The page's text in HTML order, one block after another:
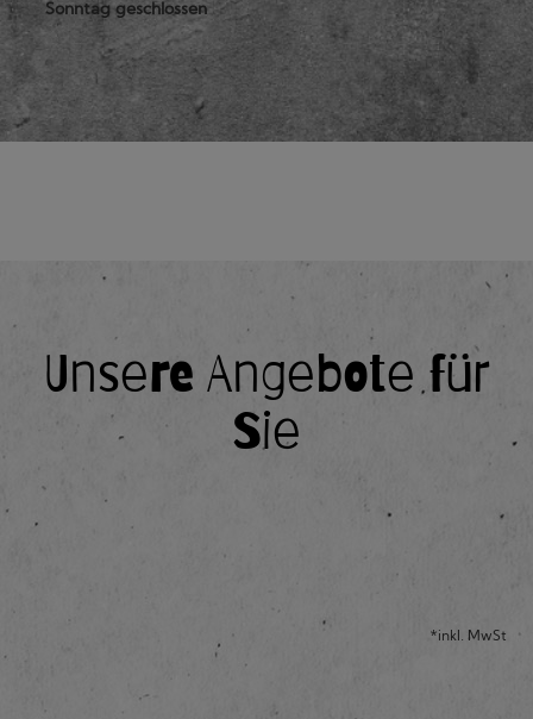
Sonntag geschlossen
Unsere Angebote für
Sie
*inkl. MwSt